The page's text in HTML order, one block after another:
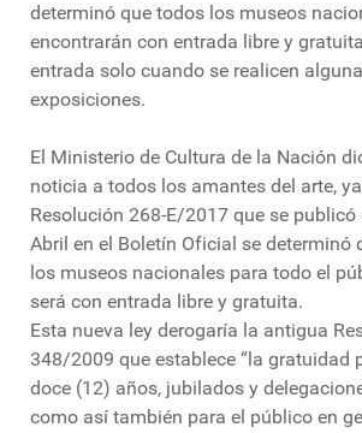
determinó que todos los museos
encontrarán con entrada libre y
entrada solo cuando se realicen
exposiciones.
El Ministerio de Cultura de la Nación
noticia a todos los amantes del arte,
Resolución 268-E/2017 que se
Abril en el Boletín Oficial se determinó
los museos nacionales para todo el
será con entrada libre y gratuita.
Esta nueva ley derogaría la antigua
348/2009 que establece “la gratuidad
doce (12) años, jubilados y
como así también para el público en